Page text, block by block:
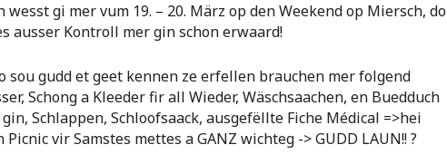
wesst gi mer vum 19. – 20. März op den Weekend op Miersch, do
ausser Kontroll mer gin schon erwaard!
sou gudd et geet kennen ze erfellen brauchen mer folgend
Schong a Kleeder fir all Wieder, Wäschsaachen, en Buedduch
Schlappen, Schloofsaack, ausgefëllte Fiche Médical =>hei
vir Samstes mettes a GANZ wichteg -> GUDD LAUN!! ?